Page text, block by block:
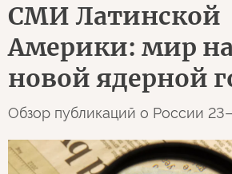
СМИ Латинской
Америки: мир на
новой ядерной
Обзор публикаций о России